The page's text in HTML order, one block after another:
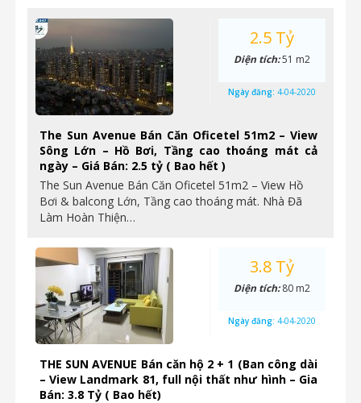
The Sun Avenue Bán Căn Oficetel 51m2 – View
Sông Lớn – Hồ Bơi, Tầng cao thoáng mát cả
ngày – Giá Bán: 2.5 tỷ ( Bao hết )
The Sun Avenue Bán Căn Oficetel 51m2 – View Hồ
Bơi & balcong Lớn, Tầng cao thoáng mát. Nhà Đã
Làm Hoàn Thiện…
2.5 Tỷ
Diện tích:51 m2
Ngày đăng: 4-04-2020
THE SUN AVENUE Bán căn hộ 2 + 1 (Ban công dài
– View Landmark 81, full nội thất như hình – Gia
Bán: 3.8 Tỷ ( Bao hết)
3.8 Tỷ
Diện tích:80 m2
Ngày đăng: 4-04-2020